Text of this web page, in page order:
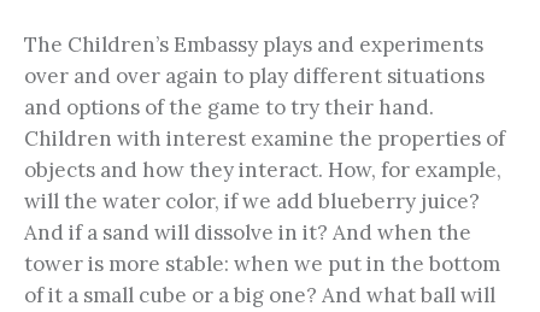
The Children’s Embassy plays and experiments
over and over again to play different situations
and options of the game to try their hand.
Children with interest examine the properties of
objects and how they interact. How, for example,
will the water color, if we add blueberry juice?
And if a sand will dissolve in it? And when the
tower is more stable: when we put in the bottom
of it a small cube or a big one? And what ball will